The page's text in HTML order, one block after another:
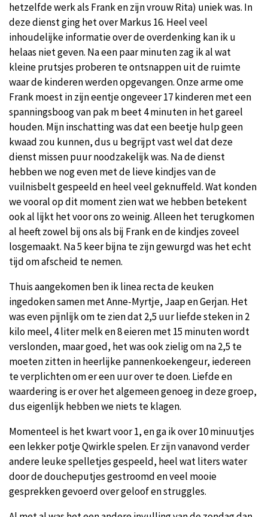
hetzelfde werk als Frank en zijn vrouw Rita) uniek was. In
deze dienst ging het over Markus 16. Heel veel
inhoudelijke informatie over de overdenking kan ik u
helaas niet geven. Na een paar minuten zag ik al wat
kleine prutsjes proberen te ontsnappen uit de ruimte
waar de kinderen werden opgevangen. Onze arme ome
Frank moest in zijn eentje ongeveer 17 kinderen met een
spanningsboog van pak m beet 4 minuten in het gareel
houden. Mijn inschatting was dat een beetje hulp geen
kwaad zou kunnen, dus u begrijpt vast wel dat deze
dienst missen puur noodzakelijk was. Na de dienst
hebben we nog even met de lieve kindjes van de
vuilnisbelt gespeeld en heel veel geknuffeld. Wat konden
we vooral op dit moment zien wat we hebben betekent
ook al lijkt het voor ons zo weinig. Alleen het terugkomen
al heeft zowel bij ons als bij Frank en de kindjes zoveel
losgemaakt. Na 5 keer bijna te zijn gewurgd was het echt
tijd om afscheid te nemen.
Thuis aangekomen ben ik linea recta de keuken
ingedoken samen met Anne-Myrtje, Jaap en Gerjan. Het
was even pijnlijk om te zien dat 2,5 uur liefde steken in 2
kilo meel, 4 liter melk en 8 eieren met 15 minuten wordt
verslonden, maar goed, het was ook zielig om na 2,5 te
moeten zitten in heerlijke pannenkoekengeur, iedereen
te verplichten om er een uur over te doen. Liefde en
waardering is er over het algemeen genoeg in deze groep,
dus eigenlijk hebben we niets te klagen.
Momenteel is het kwart voor 1, en ga ik over 10 minuutjes
een lekker potje Qwirkle spelen. Er zijn vanavond verder
andere leuke spelletjes gespeeld, heel wat liters water
door de doucheputjes gestroomd en veel mooie
gesprekken gevoerd over geloof en struggles.